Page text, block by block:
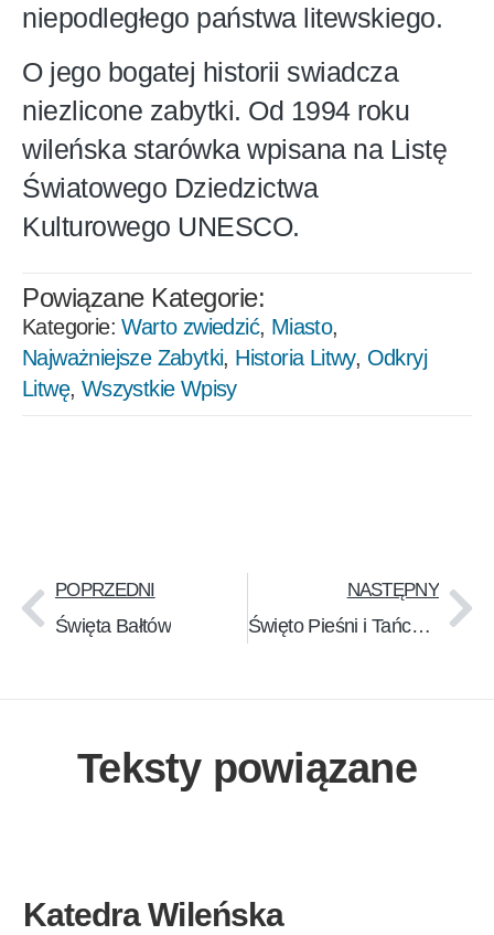
niepodległego państwa litewskiego.
O jego bogatej historii swiadcza
niezlicone zabytki. Od 1994 roku
wileńska starówka wpisana na Listę
Światowego Dziedzictwa
Kulturowego UNESCO.
Powiązane Kategorie:
Kategorie: Warto zwiedzić, Miasto,
Najważniejsze Zabytki, Historia Litwy, Odkryj
Litwę, Wszystkie Wpisy
POPRZEDNI
Święta Bałtów
NASTĘPNY
Święto Pieśni i Tańca (lit. Dainų šventė)
Teksty powiązane
Katedra Wileńska